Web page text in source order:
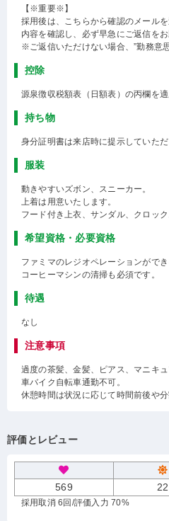
【※重要※】
採用後は、こちらから確認のメールを
内容を確認し、必ず早急にご返信をお
※ご返信いただけない場合、”勤務意
控除
源泉徴収税額表（日額表）の丙欄を適
持ち物
身分証明書は来店時に提示していた
服装
動きやすいズボン、スニーカー。
上着は用意いたします。
フード付き上衣、サンダル、クロッ
希望資格・必要資格
ファミマのレジオペレーションがで
コーヒーマシンの清掃も必須です。
待遇
なし
注意事項
過度の茶髪、金髪、ピアス、マニキュ
車バイク自転車通勤不可。
休憩時間は状況に応じて時間前後や
評価とレビュー
569 22
採用取消 6回 /評価入力 70%